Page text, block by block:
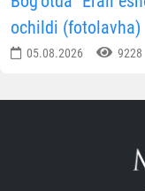
ochildi (fotolavha)
05.08.2026 9228